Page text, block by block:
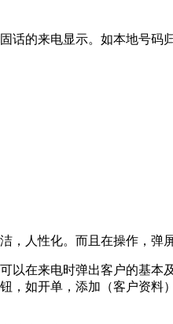
话的来电显示。如本地号码
，人性化。而且在操作，弹
以在来电时弹出客户的基
，如开单，添加（客户资料